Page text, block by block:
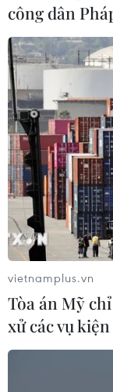
Công an viên
lực lượng
đình thuộc
công dân
vietnamplus.vn
Tòa án Mỹ
xử các vụ